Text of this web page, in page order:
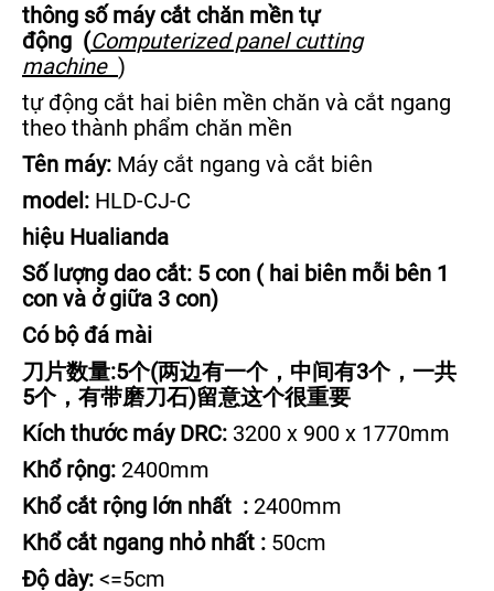
thông số máy cắt chăn mền tự
động (Computerized panel cutting
machine )
tự động cắt hai biên mền chăn và cắt ngang
theo thành phẩm chăn mền
Tên máy: Máy cắt ngang và cắt biên
model: HLD-CJ-C
hiệu Hualianda
Số lượng dao cắt: 5 con ( hai biên mỗi bên 1
con và ở giữa 3 con)
Có bộ đá mài
刀片数量:5个(两边有一个，中间有3个，一共
5个，有带磨刀石)留意这个很重要
Kích thước máy DRC: 3200 x 900 x 1770mm
Khổ rộng: 2400mm
Khổ cắt rộng lớn nhất : 2400mm
Khổ cắt ngang nhỏ nhất : 50cm
Độ dày: <=5cm